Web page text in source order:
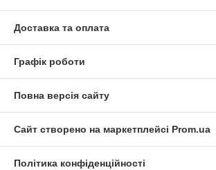
Доставка та оплата
Графік роботи
Повна версія сайту
Сайт створено на маркетплейсі Prom.ua
Політика конфіденційності